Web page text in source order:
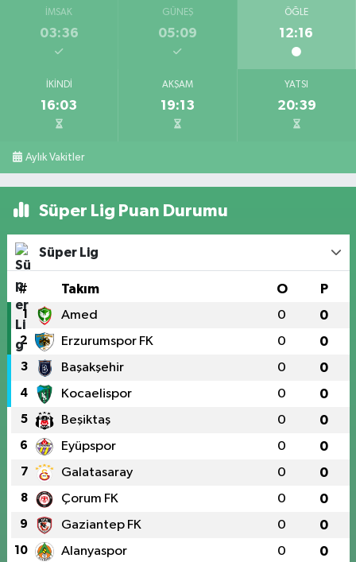
İMSAK
03:36
GÜNEŞ
05:09
ÖĞLE
12:16
İKINDI
16:03
AKŞAM
19:13
YATSI
20:39
Aylık Vakitler
Süper Lig Puan Durumu
Süper Lig
# Takım O P
1 Amed 0 0
2 Erzurumspor FK 0 0
3 Başakşehir 0 0
4 Kocaelispor 0 0
5 Beşiktaş 0 0
6 Eyüpspor 0 0
7 Galatasaray 0 0
8 Çorum FK 0 0
9 Gaziantep FK 0 0
10 Alanyaspor 0 0